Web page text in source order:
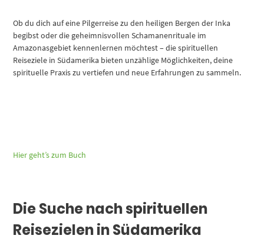
Ob du dich auf eine Pilgerreise zu den heiligen Bergen der Inka
begibst oder die geheimnisvollen Schamanenrituale im
Amazonasgebiet kennenlernen möchtest – die spirituellen
Reiseziele in Südamerika bieten unzählige Möglichkeiten, deine
spirituelle Praxis zu vertiefen und neue Erfahrungen zu sammeln.
Hier geht’s zum Buch
Die Suche nach spirituellen
Reisezielen in Südamerika